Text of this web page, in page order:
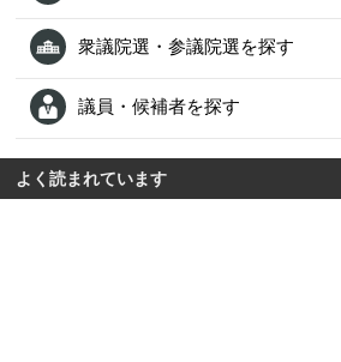
衆議院選・参議院選を探す
議員・候補者を探す
よく読まれています